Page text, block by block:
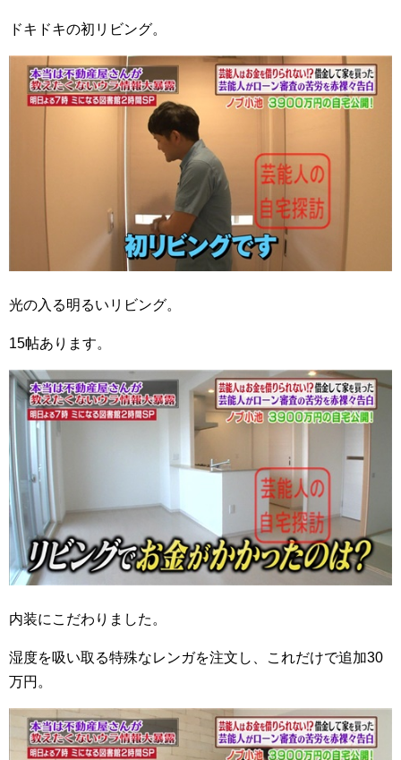
ドキドキの初リビング。
光の入る明るいリビング。
15帖あります。
内装にこだわりました。
湿度を吸い取る特殊なレンガを注文し、これだけで追加30
万円。